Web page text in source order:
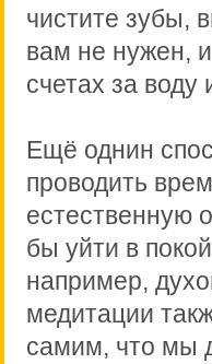
чистите зубы,
вам не нужен,
счетах за воду
Ещё однин
проводить
естественную
бы уйти в
например,
медитации
самим, что мы